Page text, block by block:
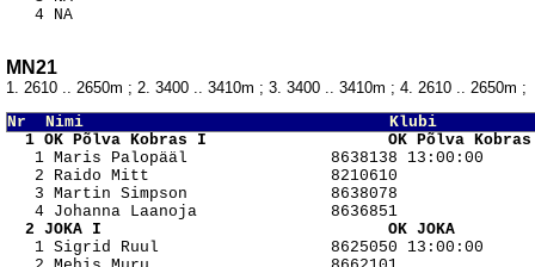
MN21
1. 2610 .. 2650m ; 2. 3400 .. 3410m ; 3. 3400 .. 3410m ; 4. 2610 .. 2650m ;
Nr  Nimi                                Klubi
1 OK Põlva Kobras I                   OK Põlva
1 Maris Palopääl               8638138 13:00:00
   2 Raido Mitt                   8210610
   3 Martin Simpson               8638078
2 JOKA I                              OK
1 Sigrid Ruul                  8625050 13:00:00